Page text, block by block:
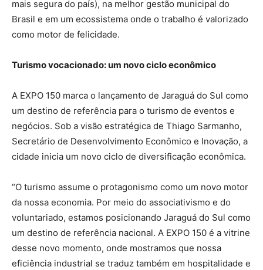
mais segura do país), na melhor gestão municipal do
Brasil e em um ecossistema onde o trabalho é valorizado
como motor de felicidade.
Turismo vocacionado: um novo ciclo econômico
A EXPO 150 marca o lançamento de Jaraguá do Sul como
um destino de referência para o turismo de eventos e
negócios. Sob a visão estratégica de Thiago Sarmanho,
Secretário de Desenvolvimento Econômico e Inovação, a
cidade inicia um novo ciclo de diversificação econômica.
“O turismo assume o protagonismo como um novo motor
da nossa economia. Por meio do associativismo e do
voluntariado, estamos posicionando Jaraguá do Sul como
um destino de referência nacional. A EXPO 150 é a vitrine
desse novo momento, onde mostramos que nossa
eficiência industrial se traduz também em hospitalidade e